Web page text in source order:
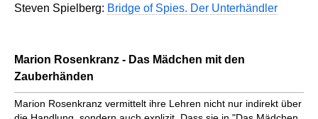
Steven Spielberg: Bridge of Spies. Der Unterhändler
Marion Rosenkranz - Das Mädchen mit den
Zauberhänden
Marion Rosenkranz vermittelt ihre Lehren nicht nur indirekt über